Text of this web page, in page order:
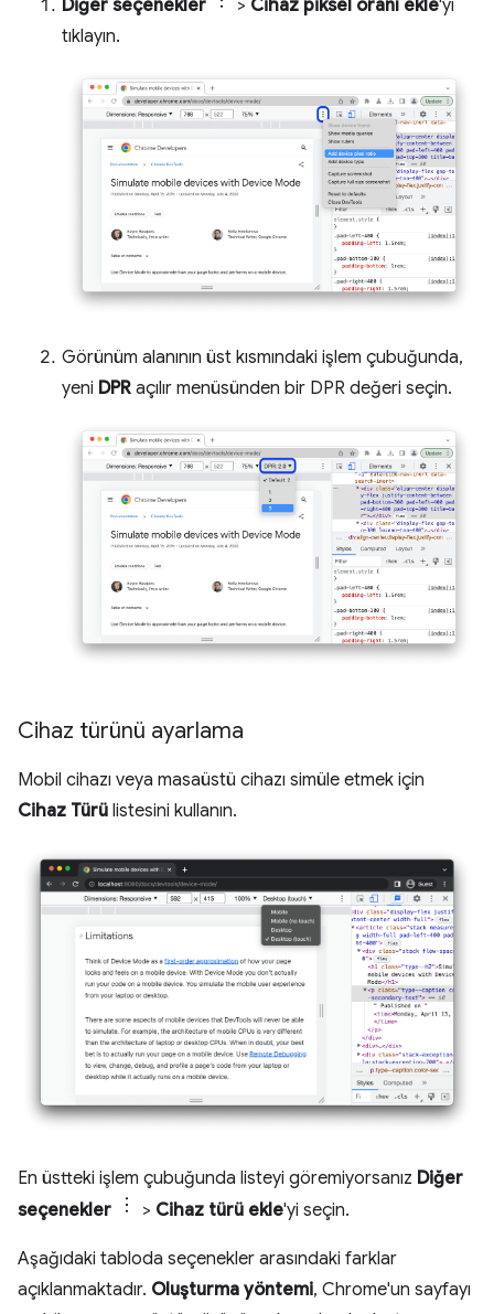
Diğer seçenekler > Cihaz piksel oranı ekle'yi
tıklayın.
Görünüm alanının üst kısmındaki işlem çubuğunda,
yeni DPR açılır menüsünden bir DPR değeri seçin.
Cihaz türünü ayarlama
Mobil cihazı veya masaüstü cihazı simüle etmek için
Cihaz Türü listesini kullanın.
En üstteki işlem çubuğunda listeyi göremiyorsanız Diğer
seçenekler
> Cihaz türü ekle'yi seçin.
Aşağıdaki tabloda seçenekler arasındaki farklar
açıklanmaktadır. Oluşturma yöntemi, Chrome'un sayfayı